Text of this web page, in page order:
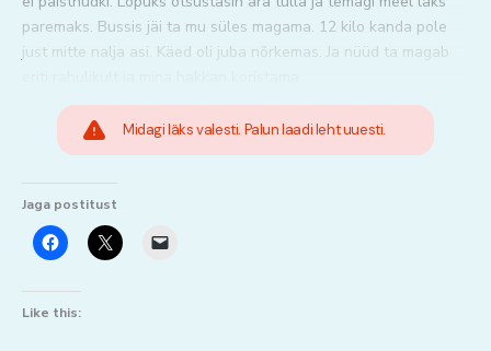
paremaks. Bussis jäi ta mu süles magama. 12 kilo kanda pole
just mitte nalja asi. Käed oli juba nõrkemas. Ja nüüd ta magab
Midagi läks valesti. Palun laadi leht uuesti.
Jaga postitust
Like this: